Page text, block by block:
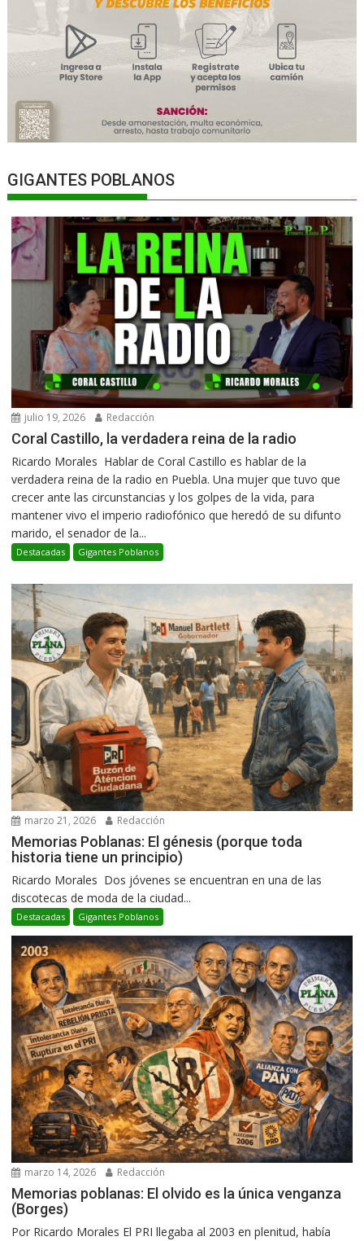
GIGANTES POBLANOS
julio 19, 2026 Redacción
Coral Castillo, la verdadera reina de la radio
Ricardo Morales Hablar de Coral Castillo es hablar de la
verdadera reina de la radio en Puebla. Una mujer que tuvo que
crecer ante las circunstancias y los golpes de la vida, para
mantener vivo el imperio radiofónico que heredó de su difunto
marido, el senador de la...
Destacadas Gigantes Poblanos
marzo 21, 2026 Redacción
Memorias Poblanas: El génesis (porque toda
historia tiene un principio)
Ricardo Morales Dos jóvenes se encuentran en una de las
discotecas de moda de la ciudad...
Destacadas Gigantes Poblanos
marzo 14, 2026 Redacción
Memorias poblanas: El olvido es la única venganza
(Borges)
Por Ricardo Morales El PRI llegaba al 2003 en plenitud, había